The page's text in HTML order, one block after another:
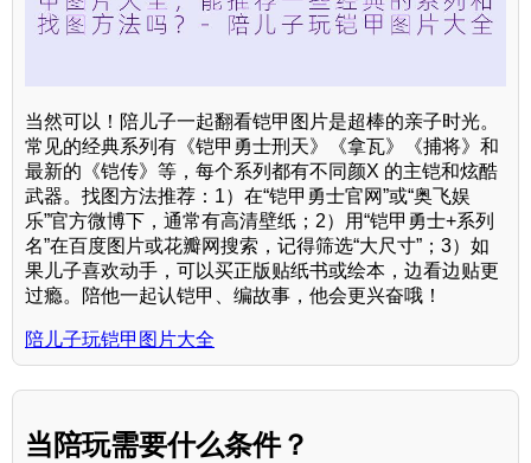
当然可以！陪儿子一起翻看铠甲图片是超棒的亲子时光。
常见的经典系列有《铠甲勇士刑天》《拿瓦》《捕将》和
最新的《铠传》等，每个系列都有不同颜X 的主铠和炫酷
武器。找图方法推荐：1）在“铠甲勇士官网”或“奥飞娱
乐”官方微博下，通常有高清壁纸；2）用“铠甲勇士+系列
名”在百度图片或花瓣网搜索，记得筛选“大尺寸”；3）如
果儿子喜欢动手，可以买正版贴纸书或绘本，边看边贴更
过瘾。陪他一起认铠甲、编故事，他会更兴奋哦！
陪儿子玩铠甲图片大全
当陪玩需要什么条件？